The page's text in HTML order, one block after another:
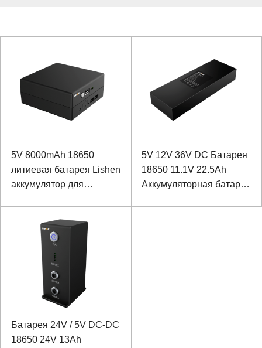
5V 8000mAh 18650
литиевая батарея Lishen
аккумулятор для
5V 12V 36V DC Батарея
18650 11.1V 22.5Ah
Аккумуляторная батарея
Батарея 24V / 5V DC-DC
18650 24V 13Ah